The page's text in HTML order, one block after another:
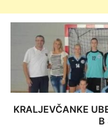
KRALJEVČANKE
B